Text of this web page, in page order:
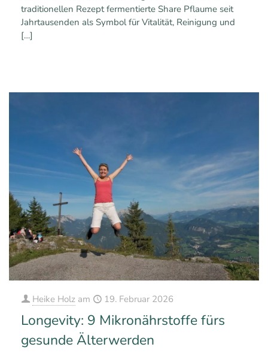
traditionellen Rezept fermentierte Share Pflaume seit
Jahrtausenden als Symbol für Vitalität, Reinigung und
[…]
Heike Holz am 19. Februar 2026
Longevity: 9 Mikronährstoffe fürs
gesunde Älterwerden